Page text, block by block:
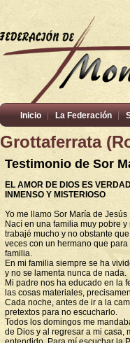
Inicio La Federación
Grottaferrata
Testimonio de Sor
EL AMOR DE DIOS ES
INMENSO Y MISTERIOSO
Yo me llamo Sor María de
Nací en una familia muy pobre
trabajé mucho y no obstante
veces con un hermano que
familia.
En mi familia siempre se ha
y no se lamenta nunca de nada.
Mi padre nos ha educado en la
las cosas materiales,
Cada noche, antes de ir a la
pretextos para no escucharlo.
Todos los domingos me
de Dios y al regresar a mi casa,